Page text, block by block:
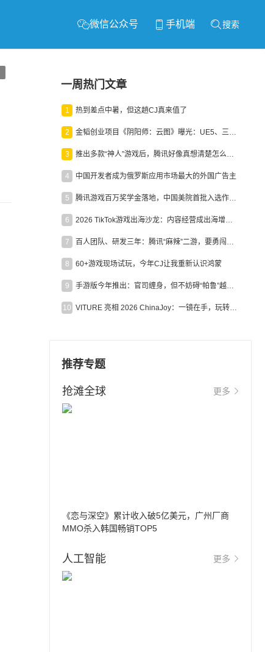
微信公众号 手机端 搜索
一周热门文章
1 热到差点中暑，但这趟CJ真来值了
2 金韬创业项目《阴阳师：云图》曝光：UE5、三端互通、ARPG
3 推出多款“神人”游戏后，腾讯好像真想清楚怎么做二次元了
4 中国开发者成为俄罗斯应用市场最大的外国广告主
5 腾讯游戏百万奖学金落地，中国美院首批入选作品获业内关注
6 2026 TikTok游戏出海沙龙：内容经营成出海增长新引擎
7 百人团队、研发三年：腾讯“麻辣”二游，要勇闯男性恋爱市场
8 60+游戏现场试玩，今年CJ让我重新认识鸿蒙
9 手游版今年推出：官司缠身，但不妨碍“帕鲁”越来越火
10 VITURE 亮相 2026 ChinaJoy：一镜在手，玩转全场！
推荐专题
抢滩全球 更多
《恋与深空》累计收入破5亿美元，广州厂商
MMO杀入韩国畅销TOP5
人工智能 更多